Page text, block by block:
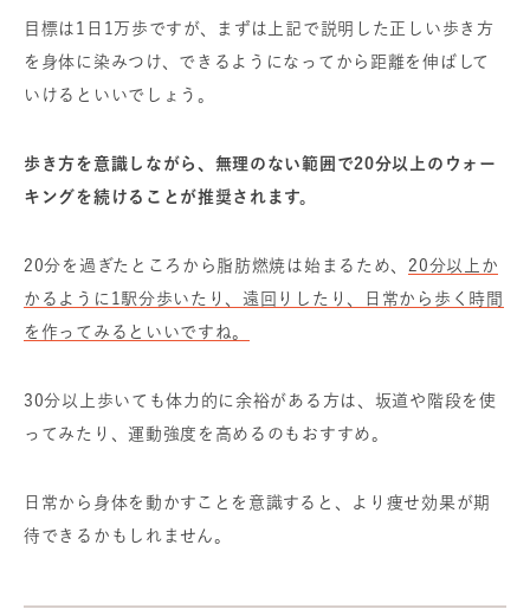
目標は1日1万歩ですが、まずは上記で説明した正しい歩き方
を身体に染みつけ、できるようになってから距離を伸ばして
いけるといいでしょう。
歩き方を意識しながら、無理のない範囲で20分以上のウォー
キングを続けることが推奨されます。
20分を過ぎたところから脂肪燃焼は始まるため、 20分以上か
かるように1駅分歩いたり、遠回りしたり、日常から歩く時間
を作ってみるといいですね。
30分以上歩いても体力的に余裕がある方は、坂道や階段を使
ってみたり、運動強度を高めるのもおすすめ。
日常から身体を動かすことを意識すると、より痩せ効果が期
待できるかもしれません。